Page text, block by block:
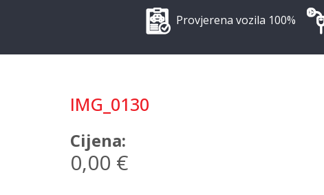
Provjerena vozila 100%
IMG_0130
Cijena:
0,00 €